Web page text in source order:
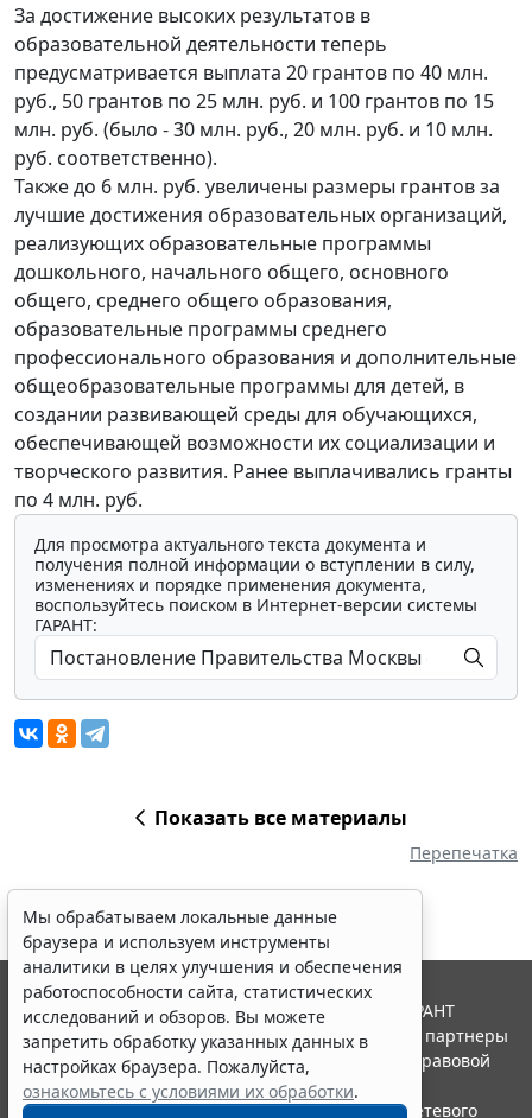
За достижение высоких результатов в
образовательной деятельности теперь
предусматривается выплата 20 грантов по 40 млн.
руб., 50 грантов по 25 млн. руб. и 100 грантов по 15
млн. руб. (было - 30 млн. руб., 20 млн. руб. и 10 млн.
руб. соответственно).
Также до 6 млн. руб. увеличены размеры грантов за
лучшие достижения образовательных организаций,
реализующих образовательные программы
дошкольного, начального общего, основного
общего, среднего общего образования,
образовательные программы среднего
профессионального образования и дополнительные
общеобразовательные программы для детей, в
создании развивающей среды для обучающихся,
обеспечивающей возможности их социализации и
творческого развития. Ранее выплачивались гранты
по 4 млн. руб.
Для просмотра актуального текста документа и
получения полной информации о вступлении в силу,
изменениях и порядке применения документа,
воспользуйтесь поиском в Интернет-версии системы
ГАРАНТ:
Показать все материалы
Перепечатка
Мы обрабатываем локальные данные
браузера и используем инструменты
аналитики в целях улучшения и обеспечения
работоспособности сайта, статистических
исследований и обзоров. Вы можете
запретить обработку указанных данных в
настройках браузера. Пожалуйста,
ознакомьтесь с условиями их обработки.
© ООО "НПП "ГАРАНТ-СЕРВИС", 2026. Система ГАРАНТ
выпускается с 1990 года. Компания "Гарант" и ее партнеры
являются участниками Российской ассоциации правовой
информации ГАРАНТ.
Портал ГАРАНТ.РУ зарегистрирован в качестве сетевого